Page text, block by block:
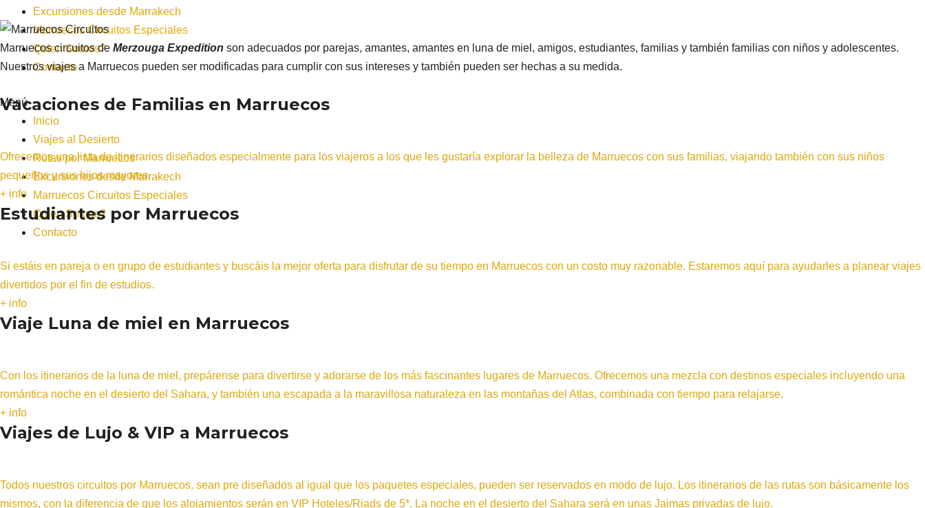
Excursiones desde Marrakech
Marruecos Circuitos Especiales
Quien Somos?
Contacto
Menú
Inicio
Viajes al Desierto
Rutas por Marruecos
Excursiones desde Marrakech
Marruecos Circuitos Especiales
Quien Somos?
Contacto
Marruecos circuitos de Merzouga Expedition son adecuados por parejas, amantes, amantes en luna de miel, amigos, estudiantes, familias y también familias con niños y adolescentes.
Nuestros viajes a Marruecos pueden ser modificadas para cumplir con sus intereses y también pueden ser hechas a su medida.
Vacaciones de Familias en Marruecos
Ofrecemos una lista de itinerarios diseñados especialmente para los viajeros a los que les gustaría explorar la belleza de Marruecos con sus familias, viajando también con sus niños
pequeños y sus hijos mayores.
+ info
Estudiantes por Marruecos
Si estáis en pareja o en grupo de estudiantes y buscáis la mejor oferta para disfrutar de su tiempo en Marruecos con un costo muy razonable. Estaremos aquí para ayudarles a planear viajes
divertidos por el fin de estudios.
+ info
Viaje Luna de miel en Marruecos
Con los itinerarios de la luna de miel, prepárense para divertirse y adorarse de los más fascinantes lugares de Marruecos. Ofrecemos una mezcla con destinos especiales incluyendo una
romántica noche en el desierto del Sahara, y también una escapada a la maravillosa naturaleza en las montañas del Atlas, combinada con tiempo para relajarse.
+ info
Viajes de Lujo & VIP a Marruecos
Todos nuestros circuitos por Marruecos, sean pre diseñados al igual que los paquetes especiales, pueden ser reservados en modo de lujo. Los itinerarios de las rutas son básicamente los
mismos, con la diferencia de que los alojamientos serán en VIP Hoteles/Riads de 5*. La noche en el desierto del Sahara será en unas Jaimas privadas de lujo.